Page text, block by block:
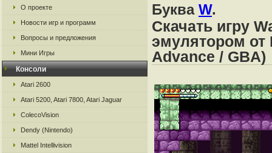
О проекте
Новости игр и программ
Вопросы и предложения
Мини Игры
Консоли
Atari 2600
Atari 5200, Atari 7800, Atari Jaguar
ColecoVision
Dendy (Nintendo)
Mattel Intellivision
Буква W.
Скачать игру
эмулятором от
Advance / GBA)